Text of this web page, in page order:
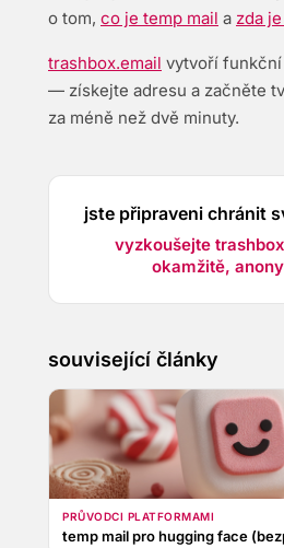
o tom, co je temp mail a zda
trashbox.email vytvoří
— získejte adresu a začněte
za méně než dvě minuty.
jste připraveni chránit
vyzkoušejte
okamžitě,
související články
PRŮVODCI PLATFORMAMI
temp mail pro hugging face